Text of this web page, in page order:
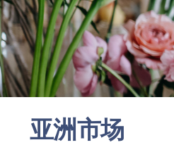
亚洲市场